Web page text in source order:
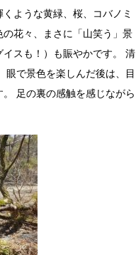
ような黄緑、桜、コバノミ
花々、まさに「山笑う」景
スも！）も賑やかです。 清
眼で景色を楽しんだ後は、目
足の裏の感触を感じながら